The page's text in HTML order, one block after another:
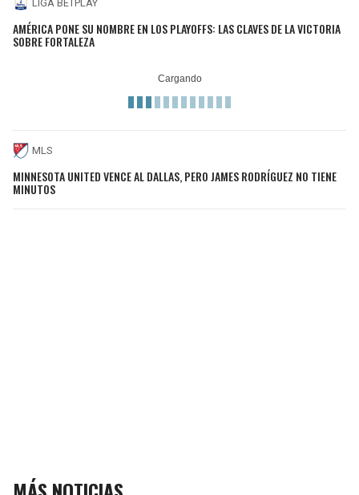
LIGA BETPLAY
AMÉRICA PONE SU NOMBRE EN LOS PLAYOFFS: LAS CLAVES DE LA VICTORIA
SOBRE FORTALEZA
MLS
MINNESOTA UNITED VENCE AL DALLAS, PERO JAMES RODRÍGUEZ NO TIENE
MINUTOS